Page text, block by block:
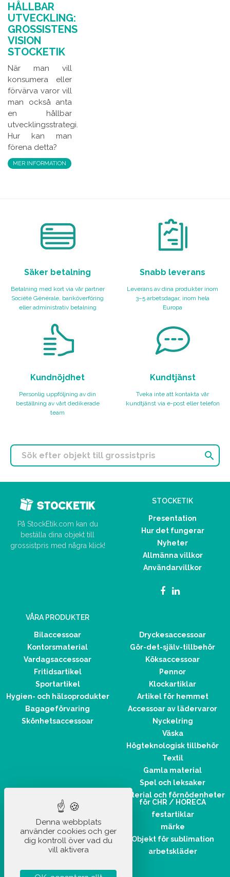
HÅLLBAR
UTVECKLING:
GROSSISTENS
VISION
STOCKETIK
När man vill
konsumera eller
förvärva varor vill
man också anta
en hållbar
utvecklingsstrategi.
Hur kan man
förena detta?
MER INFORMATION
Säker betalning
Betalning med kort via vår partner
Société Générale, banköverföring
eller administrativ betalning
Snabb leverans
Leverans av dina produkter inom
3–5 arbetsdagar, inom hela
Europa
Kundnöjdhet
Personlig uppföljning av din
beställning av vårt dedikerade
team
Kundtjänst
Tveka inte att kontakta vår
kundtjänst via e-post eller telefon

På StockEtik.com kan du
beställa dina objekt till
grossistpris med några klick!
STOCKETIK
Presentation
Hur det fungerar
Nyheter
Allmänna villkor
Användarvillkor
VÅRA PRODUKTER
Bilaccessoar
Kontorsmaterial
Vardagsaccessoar
Fritidsartikel
Sportartikel
Hygien- och hälsoprodukter
Bagageförvaring
Skönhetsaccessoar
Dryckesaccessoar
Gör-det-själv-tillbehör
Köksaccessoar
Pennor
Klockartiklar
Artikel för hemmet
Accessoar av lädervaror
Nyckelring
Väska
Högteknologisk tillbehör
Textil
Gamla material
Spel och leksaker
Material och förnödenheter
för CHR / HORECA
festartiklar
märke
Objekt för sublimation
arbetskläder
Denna webbplats
använder cookies och ger
dig kontroll över vad du
vill aktivera